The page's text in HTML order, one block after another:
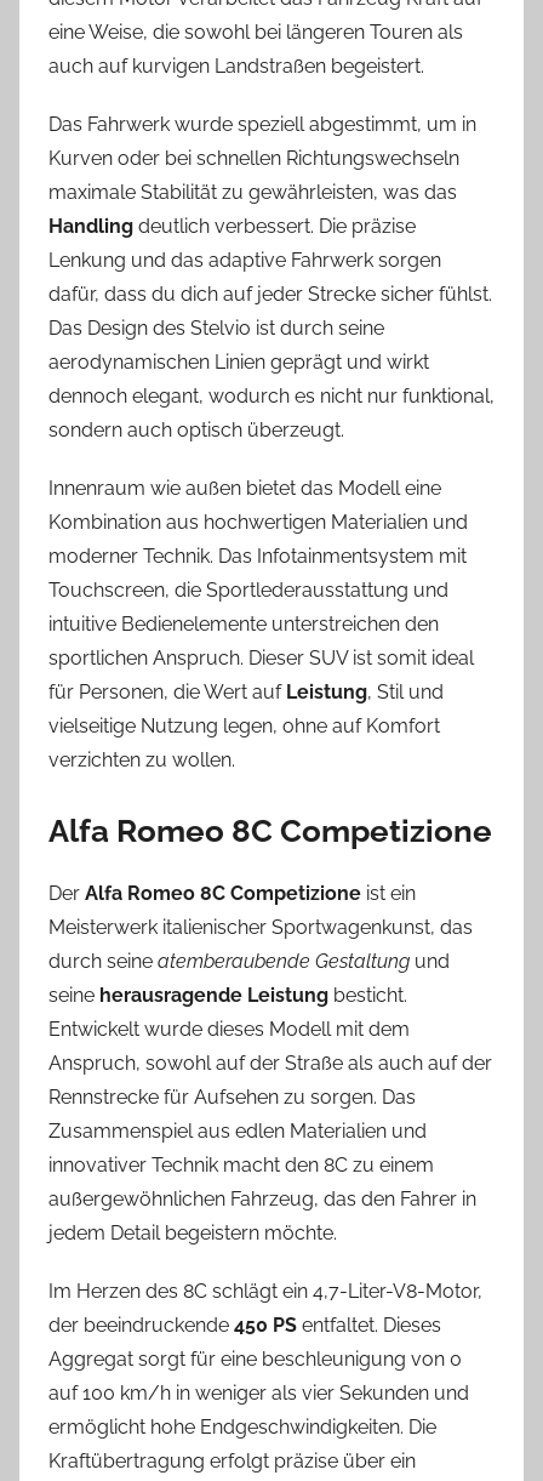
eine Weise, die sowohl bei längeren Touren als
auch auf kurvigen Landstraßen begeistert.
Das Fahrwerk wurde speziell abgestimmt, um in
Kurven oder bei schnellen Richtungswechseln
maximale Stabilität zu gewährleisten, was das
Handling deutlich verbessert. Die präzise
Lenkung und das adaptive Fahrwerk sorgen
dafür, dass du dich auf jeder Strecke sicher fühlst.
Das Design des Stelvio ist durch seine
aerodynamischen Linien geprägt und wirkt
dennoch elegant, wodurch es nicht nur funktional,
sondern auch optisch überzeugt.
Innenraum wie außen bietet das Modell eine
Kombination aus hochwertigen Materialien und
moderner Technik. Das Infotainmentsystem mit
Touchscreen, die Sportlederausstattung und
intuitive Bedienelemente unterstreichen den
sportlichen Anspruch. Dieser SUV ist somit ideal
für Personen, die Wert auf Leistung, Stil und
vielseitige Nutzung legen, ohne auf Komfort
verzichten zu wollen.
Alfa Romeo 8C Competizione
Der Alfa Romeo 8C Competizione ist ein
Meisterwerk italienischer Sportwagenkunst, das
durch seine atemberaubende Gestaltung und
seine herausragende Leistung besticht.
Entwickelt wurde dieses Modell mit dem
Anspruch, sowohl auf der Straße als auch auf der
Rennstrecke für Aufsehen zu sorgen. Das
Zusammenspiel aus edlen Materialien und
innovativer Technik macht den 8C zu einem
außergewöhnlichen Fahrzeug, das den Fahrer in
jedem Detail begeistern möchte.
Im Herzen des 8C schlägt ein 4,7-Liter-V8-Motor,
der beeindruckende 450 PS entfaltet. Dieses
Aggregat sorgt für eine beschleunigung von 0
auf 100 km/h in weniger als vier Sekunden und
ermöglicht hohe Endgeschwindigkeiten. Die
Kraftübertragung erfolgt präzise über ein